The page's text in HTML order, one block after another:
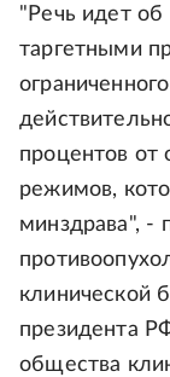
"Речь идет об
таргетными
процентов от
режимов,
минздрава", -
клинической
президента
общества